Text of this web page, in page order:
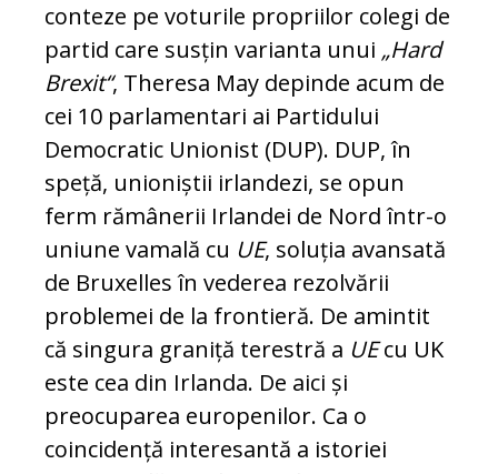
conteze pe voturile propriilor colegi de
partid care susțin varianta unui „Hard
Brexit“, Theresa May depinde acum de
cei 10 parlamentari ai Partidului
Democratic Unionist (DUP). DUP, în
speță, unioniștii irlandezi, se opun
ferm rămânerii Irlandei de Nord într-o
uniune vamală cu UE, soluția avansată
de Bruxelles în vederea rezolvării
problemei de la frontieră. De amintit
că singura graniță terestră a UEcu UK
este cea din Irlanda. De aici și
preocuparea europenilor. Ca o
coincidență interesantă a istoriei